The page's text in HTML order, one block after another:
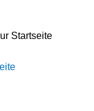
Startseite